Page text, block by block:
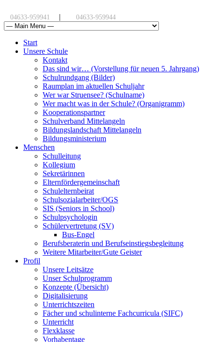
04633-959941 | 04633-959944
Start
Unsere Schule
Kontakt
Das sind wir… (Vorstellung für neuen 5. Jahrgang)
Schulrundgang (Bilder)
Raumplan im aktuellen Schuljahr
Wer war Struensee? (Schulname)
Wer macht was in der Schule? (Organigramm)
Kooperationspartner
Schulverband Mittelangeln
Bildungslandschaft Mittelangeln
Bildungsministerium
Menschen
Schulleitung
Kollegium
Sekretärinnen
Elternfördergemeinschaft
Schulelternbeirat
Schulsozialarbeiter/OGS
SIS (Seniors in School)
Schulpsychologin
Schülervertretung (SV)
Bus-Engel
Berufsberaterin und Berufseinstiegsbegleitung
Weitere Mitarbeiter/Gute Geister
Profil
Unsere Leitsätze
Unser Schulprogramm
Konzepte (Übersicht)
Digitalisierung
Unterrichtszeiten
Fächer und schulinterne Fachcurricula (SIFC)
Unterricht
Flexklasse
Vorhabentage